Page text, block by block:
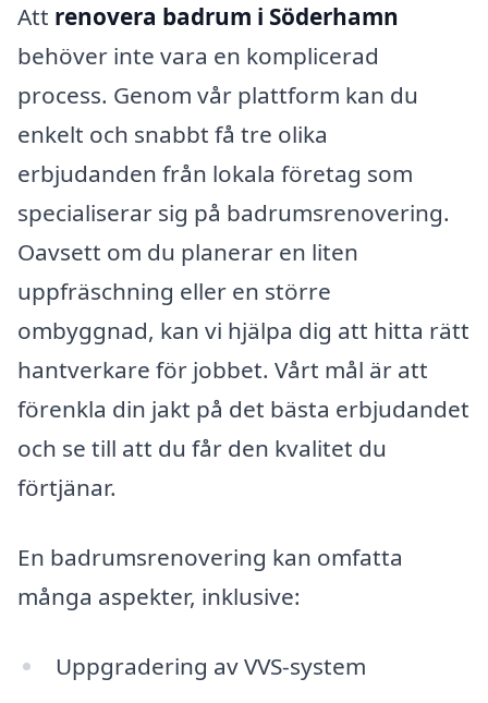
Att renovera badrum i Söderhamn
behöver inte vara en komplicerad
process. Genom vår plattform kan du
enkelt och snabbt få tre olika
erbjudanden från lokala företag som
specialiserar sig på badrumsrenovering.
Oavsett om du planerar en liten
uppfräschning eller en större
ombyggnad, kan vi hjälpa dig att hitta rätt
hantverkare för jobbet. Vårt mål är att
förenkla din jakt på det bästa erbjudandet
och se till att du får den kvalitet du
förtjänar.
En badrumsrenovering kan omfatta
många aspekter, inklusive:
Uppgradering av VVS-system